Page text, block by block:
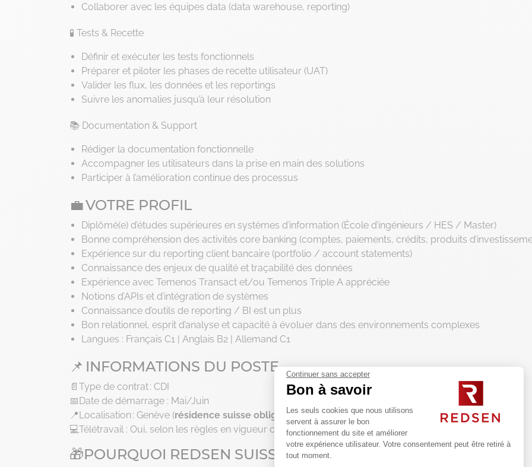
Collaborer avec les équipes data (data warehouse, reporting)
🧪 Tests & Recette
Définir et exécuter les tests fonctionnels
Préparer et piloter les phases de recette utilisateur (UAT)
Valider les flux, les données et les reportings
Suivre les anomalies jusqu’à leur résolution
📚 Documentation & Support
Rédiger la documentation fonctionnelle
Accompagner les utilisateurs dans la prise en main des solutions
Participer à l’amélioration continue des processus
💼 VOTRE PROFIL
Diplômé(e) d’études supérieures en systèmes d’information (École d’ingénieurs / HES / Master)
Bonne compréhension des activités core banking (comptes, paiements, crédits, produits
Expérience sur du reporting client bancaire (portfolio / account statements)
Connaissance des enjeux de qualité et traçabilité des données
Expérience avec Temenos Transact et/ou Temenos Triple A appréciée
Notions d’APIs et d’intégration de systèmes
Connaissance d’outils de reporting / BI est un plus
Bon relationnel, esprit d’analyse et capacité à évoluer dans des environnements complexes
Langues : Français C1 | Anglais B2 | Allemand C1
📌 INFORMATIONS DU POSTE
📄Type de contrat : CDI
📅Date de démarrage : Mai/Juin
📍Localisation : Genève (résidence suisse obligatoireau démarrage)
💻Télétravail : Oui, selon les règles en vigueur chez les clients
🎁POURQUOI REDSEN SUISSE ?
Continuer sans accepter
Bon à savoir
Les seuls cookies que nous utilisons
servent à assurer le bon
fonctionnement du site et améliorer
votre expérience utilisateur. Votre consentement peut être retiré à
tout moment.